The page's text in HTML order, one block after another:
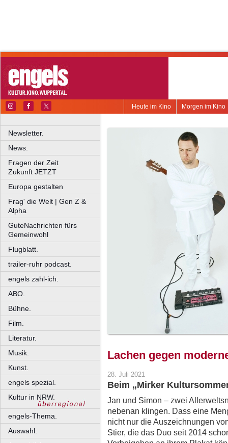
Morgen im Kino
Heute im Kino
Newsletter.
News.
Fragen der Zeit
Zukunft JETZT
Europa gestalten
Frag' die Welt | Gen Z &
Alpha
GuteNachrichten fürs
Gemeinwohl
Flugblatt.
trailer-ruhr podcast.
engels zahl-ich.
ABO.
Bühne.
Film.
Literatur.
Musik.
Kunst.
engels spezial.
Kultur in NRW.
engels-Thema.
Auswahl.
Lachen gegen
28. Juli 2021
Beim „Mirker
Jan und Simon – zwei
nebenan klingen. Dass eine
nicht nur die Auszeichnungen
Stier, die das Duo seit 2014